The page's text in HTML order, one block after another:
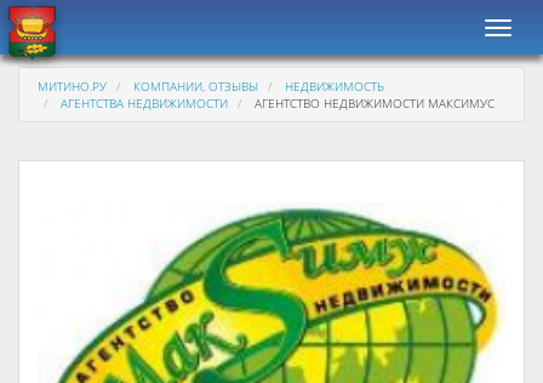
МИТИНО.РУ КОМПАНИИ, ОТЗЫВЫ
НЕДВИЖИМОСТЬ
АГЕНТСТВА НЕДВИЖИМОСТИ
АГЕНТСТВО НЕДВИЖИМОСТИ МАКСИМУС